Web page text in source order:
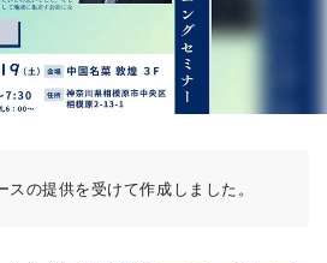
の提供を受けて作成しました。